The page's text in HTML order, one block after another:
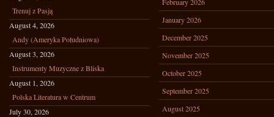
Trenuj z Pasją
August 4, 2026
Andy (Ameryka Południowa)
August 3, 2026
Instrumenty Muzyczne z Bliska
August 1, 2026
Polska Literatura w Centrum
July 30, 2026
January 2026
December 2025
November 2025
October 2025
September 2025
August 2025